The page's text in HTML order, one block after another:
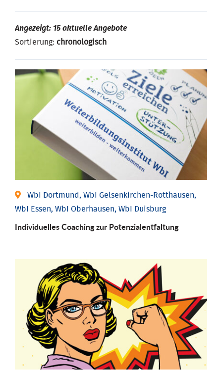
Angezeigt: 15 aktuelle Angebote
Sortierung: chronologisch
WbI Dortmund, WbI Gelsenkirchen-Rotthausen,
WbI Essen, WbI Oberhausen, WbI Duisburg
Individuelles Coaching zur Potenzialentfaltung